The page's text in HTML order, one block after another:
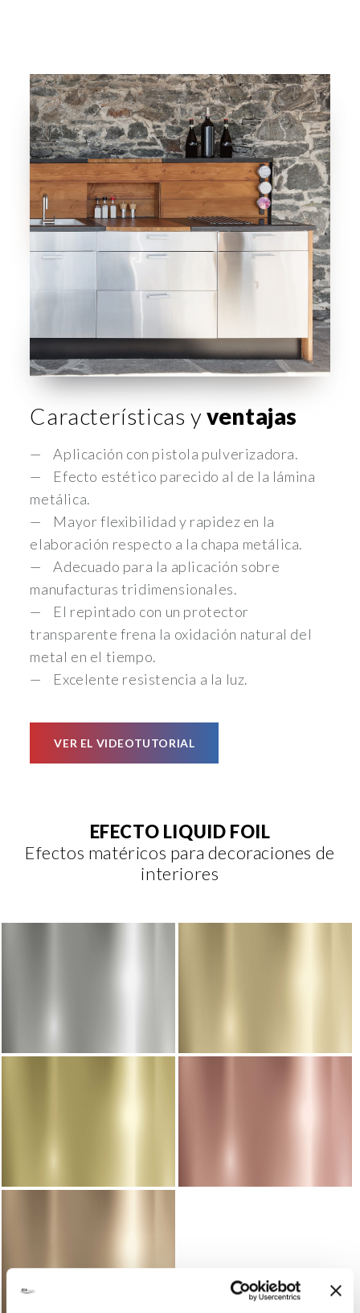
Características yventajas
Aplicación con pistola pulverizadora.
Efecto estético parecido al de la lámina
metálica.
Mayor flexibilidad y rapidez en la
elaboración respecto a la chapa metálica.
Adecuado para la aplicación sobre
manufacturas tridimensionales.
El repintado con un protector
transparente frena la oxidación natural del
metal en el tiempo.
Excelente resistencia a la luz.
VER EL VIDEOTUTORIAL
EFECTO LIQUID FOIL
Efectos matéricos para decoraciones de
interiores